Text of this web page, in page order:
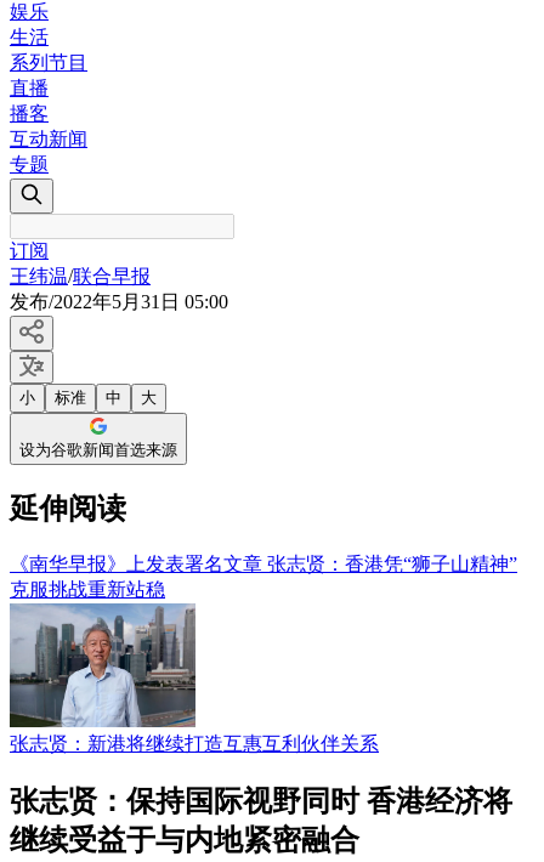
娱乐
生活
系列节目
直播
播客
互动新闻
专题
订阅
王纬温/联合早报
发布/2022年5月31日 05:00
小 标准 中 大
设为谷歌新闻首选来源
延伸阅读
《南华早报》上发表署名文章 张志贤：香港凭“狮子山精神”
克服挑战重新站稳
张志贤：新港将继续打造互惠互利伙伴关系
张志贤：保持国际视野同时 香港经济将
继续受益于与内地紧密融合